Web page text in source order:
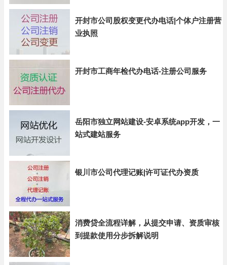
开封市公司股权变更代办电话|个体户注册营
业执照
开封市工商年检代办电话-注册公司服务
岳阳市独立网站建设-安卓系统app开发，一
站式建站服务
银川市公司代理记账|许可证代办资质
消费贷全流程详解，从提交申请、资质审核
到提款使用分步拆解说明